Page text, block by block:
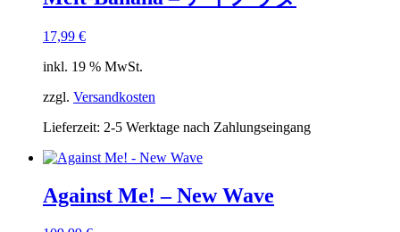
17,99 €
inkl. 19 % MwSt.
zzgl. Versandkosten
Lieferzeit: 2-5 Werktage nach Zahlungseingang
Against Me! – New Wave